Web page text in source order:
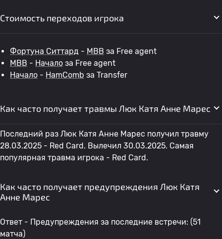
Стоимость переходов игрока
Фортуна Ситтард - МВВ за Free agent
МВВ - Начало за Free agent
Начало - HamComb за Transfer
Как часто получает травмы Люк Катя Анне Марес
Последний раз Люк Катя Анне Марес получил травму
28.03.2025 - Red Card. Вылечил 30.03.2025. Самая
популярная травма игрока - Red Card.
Как часто получает предупреждения Люк Катя
Анне Марес
Ответ - Предупреждения за последние встречи: (51
матча)